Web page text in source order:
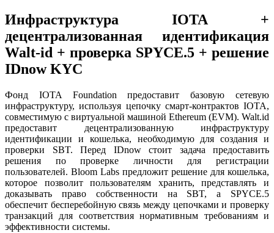
Инфраструктура IOTA +
децентрализованная идентификация
Walt-id + проверка SPYCE.5 + решение
IDnow KYC
Фонд IOTA Foundation предоставит базовую сетевую
инфраструктуру, используя цепочку смарт-контрактов IOTA,
совместимую с виртуальной машиной Ethereum (EVM). Walt.id
предоставит децентрализованную инфраструктуру
идентификации и кошелька, необходимую для создания и
проверки SBT. Перед IDnow стоит задача предоставить
решения по проверке личности для регистрации
пользователей. Bloom Labs предложит решение для кошелька,
которое позволит пользователям хранить, представлять и
доказывать право собственности на SBT, а SPYCE.5
обеспечит бесперебойную связь между цепочками и проверку
транзакций для соответствия нормативным требованиям и
эффективности системы.